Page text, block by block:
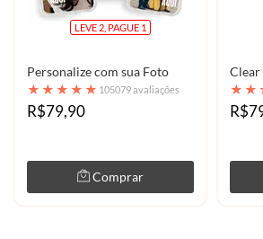
LEVE 2, PAGUE 1
Personalize com sua Foto
★ ★ ★ ★ ★ 105079 avaliações
R$79,90
Comprar
Clear
★ ★